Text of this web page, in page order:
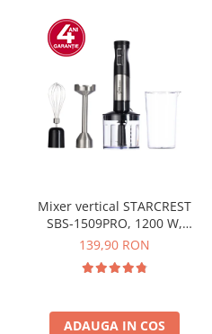
Mixer vertical STARCREST
SBS-1509PRO, 1200 W,
Chopper, Tel, Pahar
Inox / Negru
139,90 RON
ADAUGA IN COS